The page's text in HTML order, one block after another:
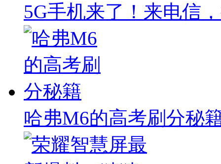
5G手机来了！来电信
哈弗M6的高考刷分秘